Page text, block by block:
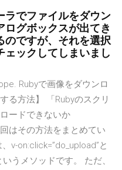
ラでファイルをダウン
ログボックスが出てき
のですが、それを選択
ェックしてしまいまし
Rubyで画像をダウンロ
る方法】 「Rubyのスクリ
ードできないか
はその方法をまとめてい
v-on:click=”do_upload”と
うメソッドです。 ただ、